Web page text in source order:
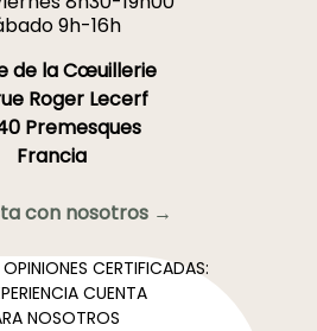
9h-16h
de la Cœuillerie
Roger Lecerf
Premesques
Francia
con nosotros →
CERTIFICADAS:
CUENTA
NOSOTROS